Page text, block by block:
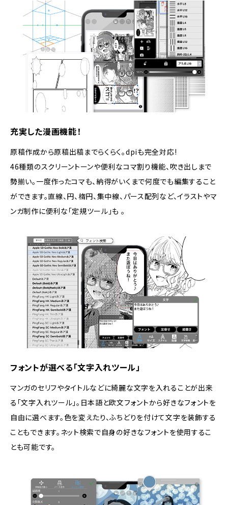
充実した漫画機能！
原稿作成から原稿出稿までらくらく。dpiも完全対応!
46種類のスクリーントーンや便利なコマ割り機能、吹き出しまで
勢揃い。一度作ったコマも、納得がいくまで何度でも編集すること
ができます。直線、円、楕円、集中線、パース配列など、イラストやマ
ンガ制作に便利な「定規ツール」も 。
フォントが選べる「文字入れツール」
マンガのセリフやタイトルなどに綺麗な文字を入れることが出来
る「文字入れツール」。日本語と欧文フォントから好きなフォントを
自由に選べます。色を変えたり、ふちどりを付けて文字を装飾する
こともできます。ネット検索で自身の好きなフォントを使用するこ
とも可能です。